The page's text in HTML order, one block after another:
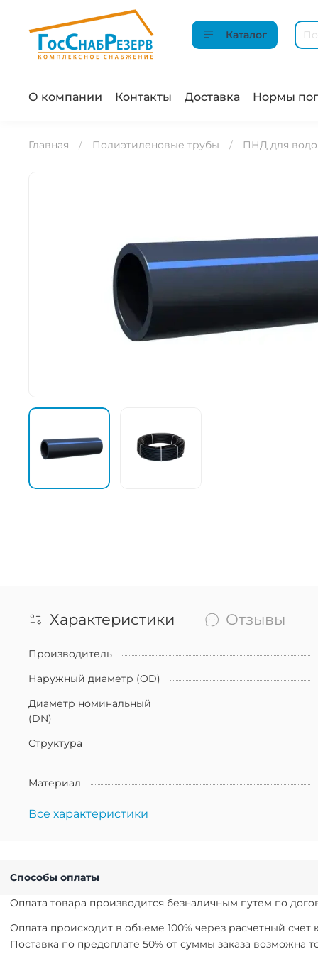
Каталог
О компании Контакты Доставка Нормы
Главная Полиэтиленовые трубы ПНД для
Характеристики Отзывы
Производитель
Наружный диаметр (OD)
Диаметр номинальный
(DN)
Структура
Материал
Все характеристики
Способы оплаты
Оплата товара производится безналичным путем по
Оплата происходит в объеме 100% через расчетный
Поставка по предоплате 50% от суммы заказа